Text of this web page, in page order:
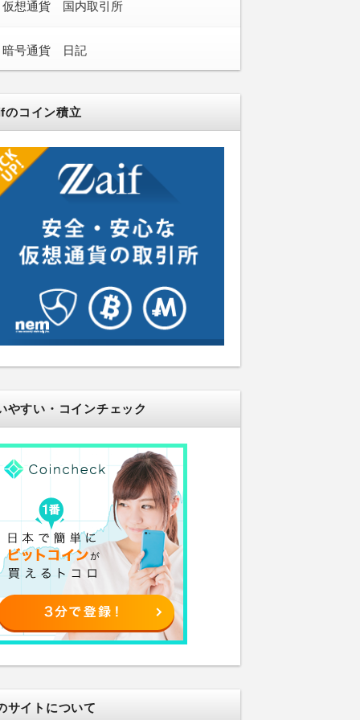
仮想通貨 国内取引所
暗号通貨 日記
のコイン積立
やすい・コインチェック
サイトについて